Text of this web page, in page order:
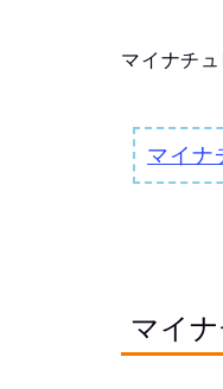
マイナチ
マイナ
マイ